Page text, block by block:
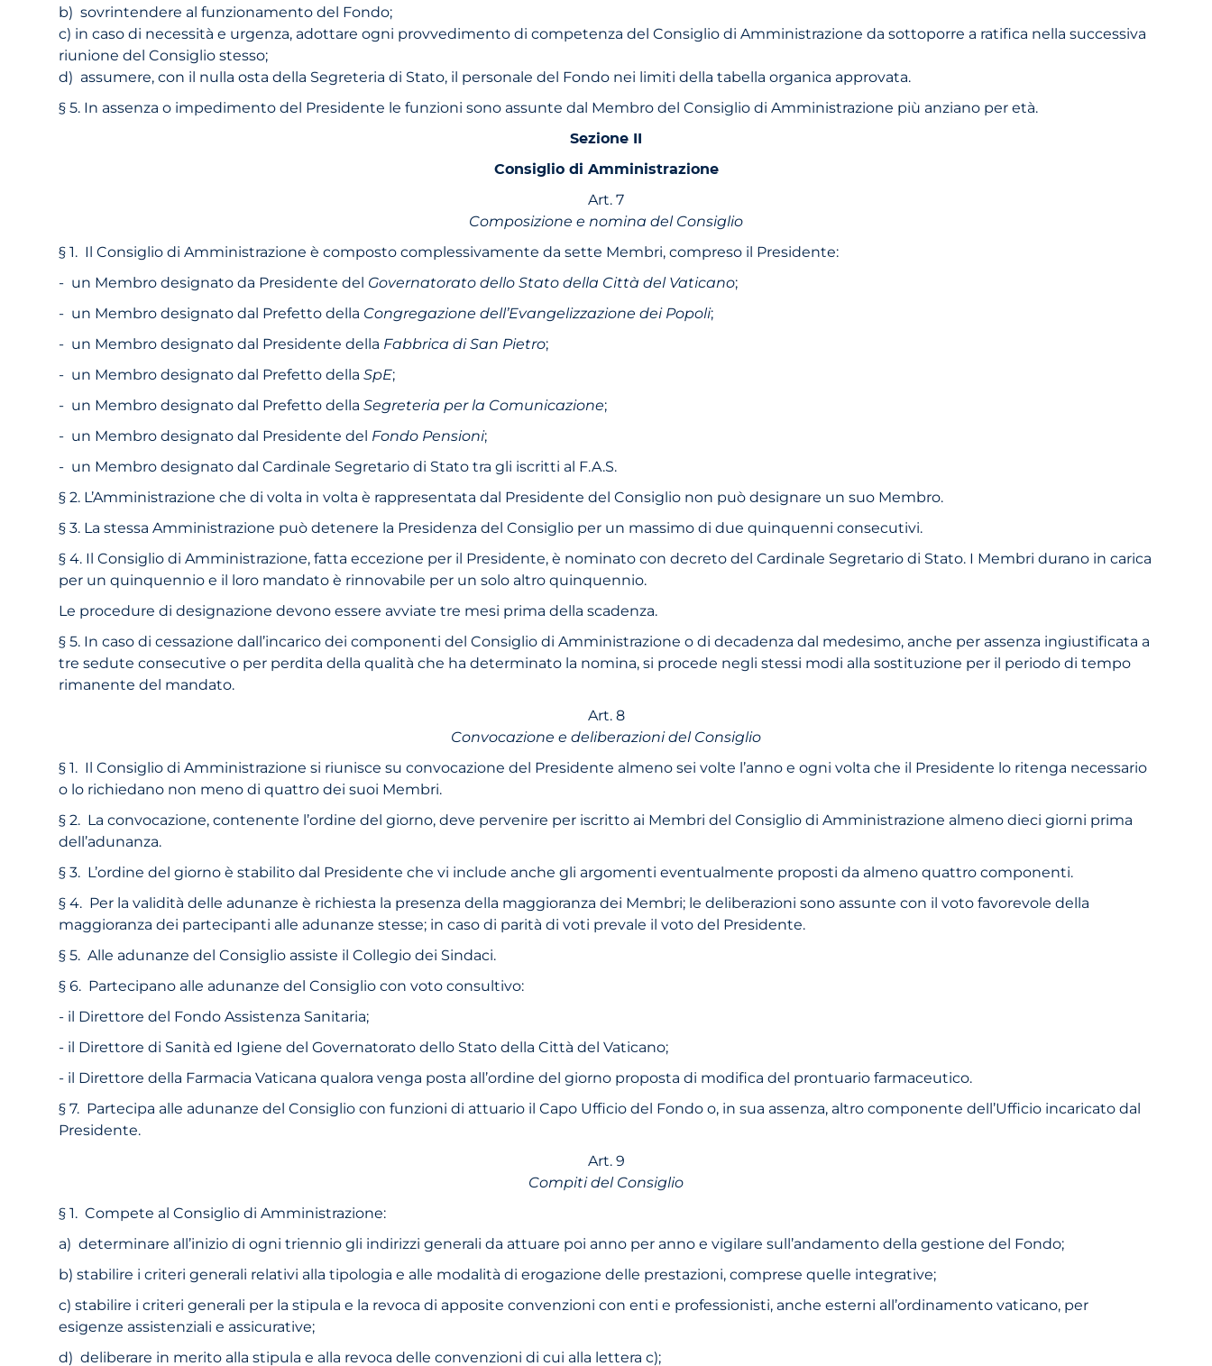
b) sovrintendere al funzionamento del Fondo;
c) in caso di necessità e urgenza, adottare ogni provvedimento di competenza del Consiglio di Amministrazione da sottoporre a ratifica nella successiva
riunione del Consiglio stesso;
d) assumere, con il nulla osta della Segreteria di Stato, il personale del Fondo nei limiti della tabella organica approvata.
§ 5. In assenza o impedimento del Presidente le funzioni sono assunte dal Membro del Consiglio di Amministrazione più anziano per età.
Sezione II
Consiglio di Amministrazione
Art. 7
Composizione e nomina del Consiglio
§ 1. Il Consiglio di Amministrazione è composto complessivamente da sette Membri, compreso il Presidente:
- un Membro designato da Presidente del Governatorato dello Stato della Città del Vaticano;
- un Membro designato dal Prefetto della Congregazione dell’Evangelizzazione dei Popoli;
- un Membro designato dal Presidente della Fabbrica di San Pietro;
- un Membro designato dal Prefetto della SpE;
- un Membro designato dal Prefetto della Segreteria per la Comunicazione;
- un Membro designato dal Presidente del Fondo Pensioni;
- un Membro designato dal Cardinale Segretario di Stato tra gli iscritti al F.A.S.
§ 2. L’Amministrazione che di volta in volta è rappresentata dal Presidente del Consiglio non può designare un suo Membro.
§ 3. La stessa Amministrazione può detenere la Presidenza del Consiglio per un massimo di due quinquenni consecutivi.
§ 4. Il Consiglio di Amministrazione, fatta eccezione per il Presidente, è nominato con decreto del Cardinale Segretario di Stato. I Membri durano in carica
per un quinquennio e il loro mandato è rinnovabile per un solo altro quinquennio.
Le procedure di designazione devono essere avviate tre mesi prima della scadenza.
§ 5. In caso di cessazione dall’incarico dei componenti del Consiglio di Amministrazione o di decadenza dal medesimo, anche per assenza ingiustificata a
tre sedute consecutive o per perdita della qualità che ha determinato la nomina, si procede negli stessi modi alla sostituzione per il periodo di tempo
rimanente del mandato.
Art. 8
Convocazione e deliberazioni del Consiglio
§ 1. Il Consiglio di Amministrazione si riunisce su convocazione del Presidente almeno sei volte l’anno e ogni volta che il Presidente lo ritenga necessario
o lo richiedano non meno di quattro dei suoi Membri.
§ 2. La convocazione, contenente l’ordine del giorno, deve pervenire per iscritto ai Membri del Consiglio di Amministrazione almeno dieci giorni prima
dell’adunanza.
§ 3. L’ordine del giorno è stabilito dal Presidente che vi include anche gli argomenti eventualmente proposti da almeno quattro componenti.
§ 4. Per la validità delle adunanze è richiesta la presenza della maggioranza dei Membri; le deliberazioni sono assunte con il voto favorevole della
maggioranza dei partecipanti alle adunanze stesse; in caso di parità di voti prevale il voto del Presidente.
§ 5. Alle adunanze del Consiglio assiste il Collegio dei Sindaci.
§ 6. Partecipano alle adunanze del Consiglio con voto consultivo:
- il Direttore del Fondo Assistenza Sanitaria;
- il Direttore di Sanità ed Igiene del Governatorato dello Stato della Città del Vaticano;
- il Direttore della Farmacia Vaticana qualora venga posta all’ordine del giorno proposta di modifica del prontuario farmaceutico.
§ 7. Partecipa alle adunanze del Consiglio con funzioni di attuario il Capo Ufficio del Fondo o, in sua assenza, altro componente dell’Ufficio incaricato dal
Presidente.
Art. 9
Compiti del Consiglio
§ 1. Compete al Consiglio di Amministrazione:
a) determinare all’inizio di ogni triennio gli indirizzi generali da attuare poi anno per anno e vigilare sull’andamento della gestione del Fondo;
b) stabilire i criteri generali relativi alla tipologia e alle modalità di erogazione delle prestazioni, comprese quelle integrative;
c) stabilire i criteri generali per la stipula e la revoca di apposite convenzioni con enti e professionisti, anche esterni all’ordinamento vaticano, per
esigenze assistenziali e assicurative;
d) deliberare in merito alla stipula e alla revoca delle convenzioni di cui alla lettera c);